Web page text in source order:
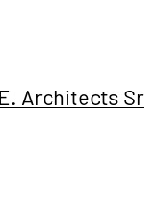
Architects